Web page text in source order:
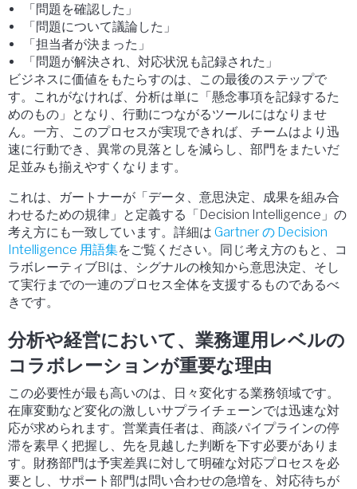
「問題を確認した」
「問題について議論した」
「担当者が決まった」
「問題が解決され、対応状況も記録された」
ビジネスに価値をもたらすのは、この最後のステップで
す。これがなければ、分析は単に「懸念事項を記録するた
めのもの」となり、行動につながるツールにはなりませ
ん。一方、このプロセスが実現できれば、チームはより迅
速に行動でき、異常の見落としを減らし、部門をまたいだ
足並みも揃えやすくなります。
これは、ガートナーが「データ、意思決定、成果を組み合
わせるための規律」と定義する「Decision Intelligence」の
考え方にも一致しています。詳細は Gartner の Decision
Intelligence 用語集をご覧ください。同じ考え方のもと、コ
ラボレーティブBIは、シグナルの検知から意思決定、そし
て実行までの一連のプロセス全体を支援するものであるべ
きです。
分析や経営において、業務運用レベルの
コラボレーションが重要な理由
この必要性が最も高いのは、日々変化する業務領域です。
在庫変動など変化の激しいサプライチェーンでは迅速な対
応が求められます。営業責任者は、商談パイプラインの停
滞を素早く把握し、先を見越した判断を下す必要がありま
す。財務部門は予実差異に対して明確な対応プロセスを必
要とし、サポート部門は問い合わせの急増を、対応待ちが